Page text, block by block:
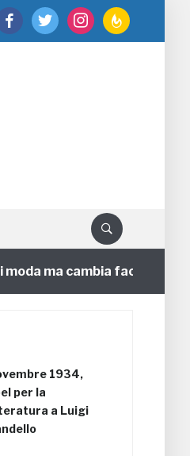
twitter instagramfeedburner
cambia faccia
1934,
per la
a Luigi